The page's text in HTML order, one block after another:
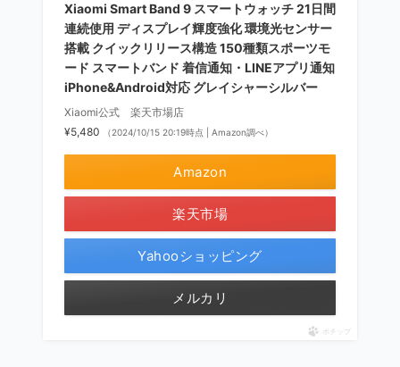
Xiaomi Smart Band 9 スマートウォッチ 21日間
連続使用 ディスプレイ輝度強化 環境光センサー
搭載 クイックリリース構造 150種類スポーツモ
ード スマートバンド 着信通知・LINEアプリ通知
iPhone&Android対応 グレイシャーシルバー
Xiaomi公式 楽天市場店
¥5,480
（2024/10/15 20:19時点 | Amazon調べ）
Amazon
楽天市場
Yahooショッピング
メルカリ
ポチップ